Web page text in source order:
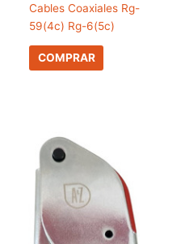
Cables Coaxiales Rg-
59(4c) Rg-6(5c)
COMPRAR